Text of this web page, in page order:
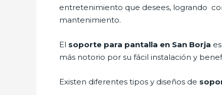
entretenimiento que desees, logrando
mantenimiento.
El soporte para pantalla en San Borja
más notorio por su fácil instalación y
Existen diferentes tipos y diseños de